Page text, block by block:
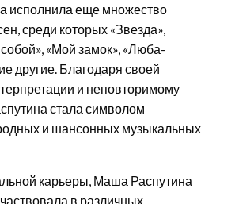
исполнила еще множество
среди которых «Звезда»,
«Мой замок», «Люба-
другие. Благодаря своей
и неповторимому
стала символом
и шансонных музыкальных
карьеры, Маша Распутина
в различных